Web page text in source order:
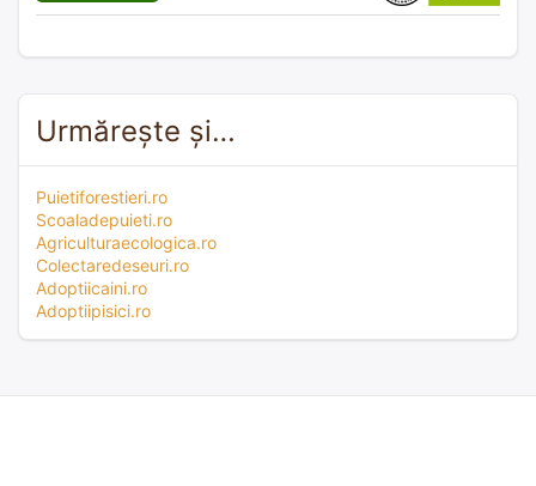
Urmărește și…
Puietiforestieri.ro
Scoaladepuieti.ro
Agriculturaecologica.ro
Colectaredeseuri.ro
Adoptiicaini.ro
Adoptiipisici.ro